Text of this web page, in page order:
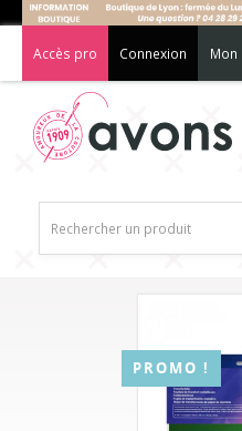
Accès pro Connexion Mon
PROMO !